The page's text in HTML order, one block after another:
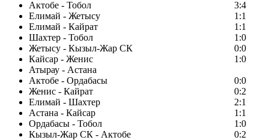
Актобе - Тобол
3:4
Елимай - Жетысу
1:1
Елимай - Кайрат
1:1
Шахтер - Тобол
1:0
Жетысу - Кызыл-Жар СК
0:0
Кайсар - Женис
1:0
Атырау - Астана
Актобе - Ордабасы
0:0
Женис - Кайрат
0:2
Елимай - Шахтер
2:1
Астана - Кайсар
1:1
Ордабасы - Тобол
1:0
Кызыл-Жар СК - Актобе
0:2